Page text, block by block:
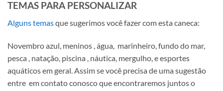
TEMAS PARA PERSONALIZAR
Alguns temasque sugerimos você fazer com esta caneca:
Novembro azul, meninos , água, marinheiro, fundo do mar,
pesca , natação, piscina , náutica, mergulho, e esportes
aquáticos em geral. Assim se você precisa de uma sugestão
entre em contato conosco que encontraremos juntos o